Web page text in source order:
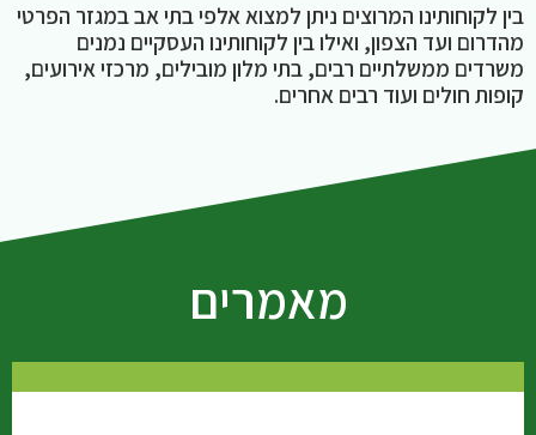
בין לקוחותינו המרוצים ניתן למצוא אלפי בתי אב במגזר הפרטי
מהדרום ועד הצפון, ואילו בין לקוחותינו העסקיים נמנים
משרדים ממשלתיים רבים, בתי מלון מובילים, מרכזי אירועים,
קופות חולים ועוד רבים אחרים.
מאמרים